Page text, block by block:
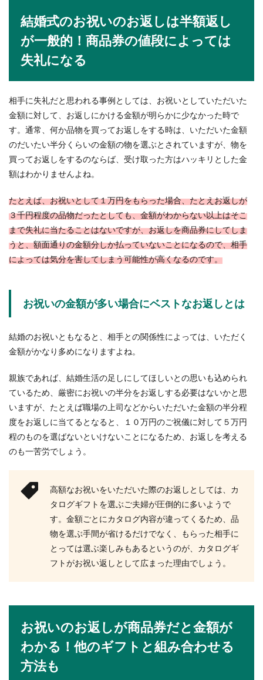
結婚式のお祝いのお返しは半額返し
が一般的！商品券の値段によっては
失礼になる
相手に失礼だと思われる事例としては、お祝いとしていただいた
金額に対して、お返しにかける金額が明らかに少なかった時で
す。通常、何か品物を買ってお返しをする時は、いただいた金額
のだいたい半分くらいの金額の物を選ぶとされていますが、物を
買ってお返しをするのならば、受け取った方はハッキリとした金
額はわかりませんよね。
たとえば、お祝いとして１万円をもらった場合、たとえお返しが
３千円程度の品物だったとしても、金額がわからない以上はそこ
まで失礼に当たることはないですが、お返しを商品券にしてしま
うと、額面通りの金額分しか払っていないことになるので、相手
によっては気分を害してしまう可能性が高くなるのです。
お祝いの金額が多い場合にベストなお返しとは
結婚のお祝いともなると、相手との関係性によっては、いただく
金額がかなり多めになりますよね。
親族であれば、結婚生活の足しにしてほしいとの思いも込められ
ているため、厳密にお祝いの半分をお返しする必要はないかと思
いますが、たとえば職場の上司などからいただいた金額の半分程
度をお返しに当てるとなると、１０万円のご祝儀に対して５万円
程のものを選ばないといけないことになるため、お返しを考える
のも一苦労でしょう。
高額なお祝いをいただいた際のお返しとしては、カ
タログギフトを選ぶご夫婦が圧倒的に多いようで
す。金額ごとにカタログ内容が違ってくるため、品
物を選ぶ手間が省けるだけでなく、もらった相手に
とっては選ぶ楽しみもあるというのが、カタログギ
フトがお祝い返しとして広まった理由でしょう。
お祝いのお返しが商品券だと金額が
わかる！他のギフトと組み合わせる
方法も